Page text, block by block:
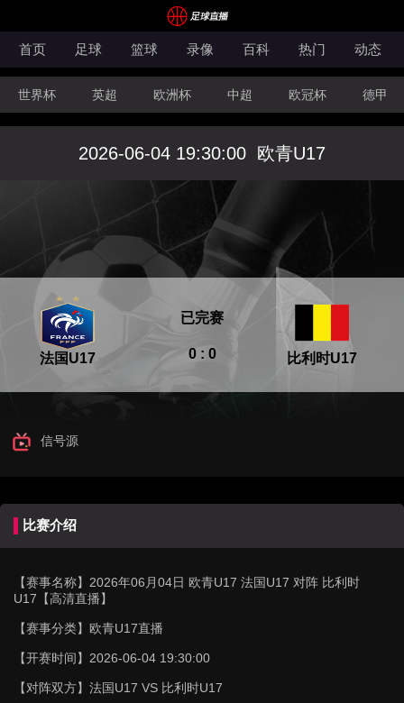
首页 足球 篮球 录像 百科 热门 动态
世界杯 英超 欧洲杯 中超 欧冠杯 德甲
CBA FIBA洲际杯
2026-06-04 19:30:00 欧青U17
法国U17 0 : 0
已完赛
比利时U17
信号源
比赛介绍
【赛事名称】 2026年06月04日 欧青U17 法国U17 对阵 比利时
U17【高清直播】
【赛事分类】 欧青U17直播
【开赛时间】 2026-06-04 19:30:00
【对阵双方】 法国U17 VS 比利时U17